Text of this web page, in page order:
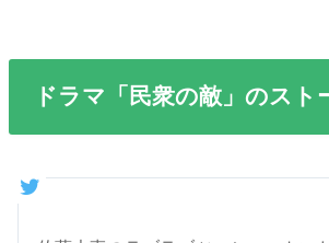
ドラマ「民衆の敵」のスト